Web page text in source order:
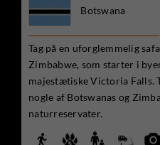
Botswana
Tag på en uforglemmelig
Zimbabwe, som starter i
majestætiske Victoria Falls.
nogle af Botswanas og
naturreservater.